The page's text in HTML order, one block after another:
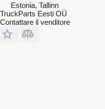
Estonia, Tallinn
TruckParts Eesti OÜ
Contattare il venditore